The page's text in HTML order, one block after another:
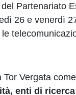
Partenariato
26 e venerdì
le
Tor Vergata
enti di